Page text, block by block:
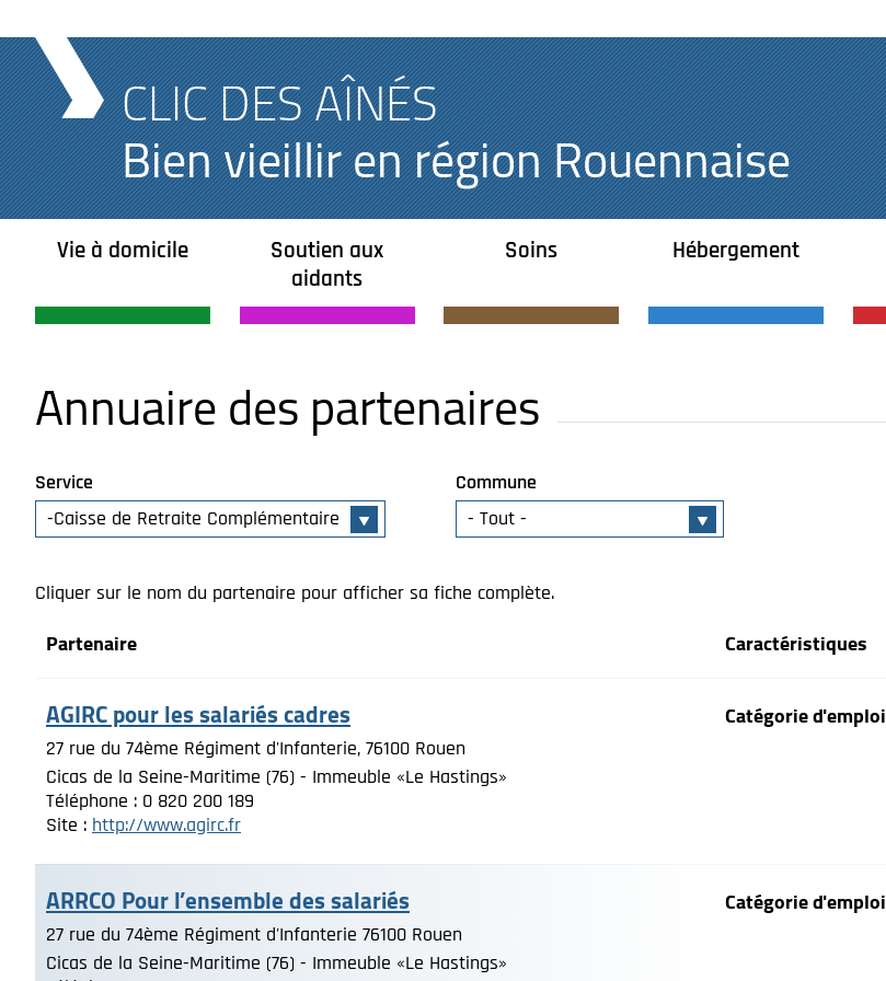
CLIC DES AÎNÉS
Bien vieillir en région Rouennaise
Vie à domicile
Soutien aux
aidants
Soins Hébergement
Annuaire des partenaires
Service Commune
Cliquer sur le nom du partenaire pour afficher sa fiche complète.
Partenaire Caractéristiques
AGIRC pour les salariés cadres
27 rue du 74ème Régiment d'Infanterie, 76100 Rouen
Cicas de la Seine-Maritime (76) - Immeuble «Le Hastings»
Téléphone : 0 820 200 189
Site : http://www.agirc.fr
Catégorie d'emploi
ARRCO Pour l’ensemble des salariés
27 rue du 74ème Régiment d'Infanterie 76100 Rouen
Cicas de la Seine-Maritime (76) - Immeuble «Le Hastings»
Catégorie d'emploi